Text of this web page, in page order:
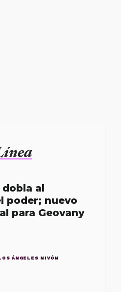
dobla al
poder; nuevo
para Geovany
ÁNGELES NIVÓN